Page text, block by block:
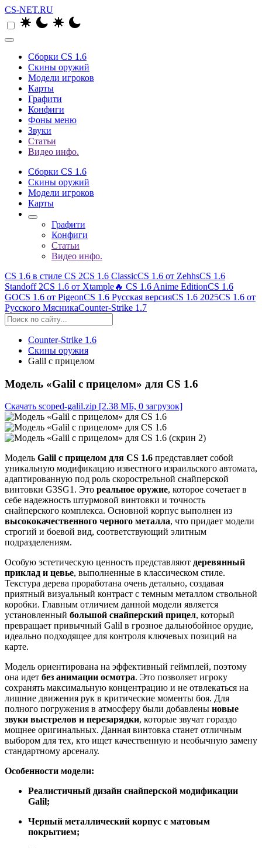
CS-NET.RU
Сборки CS 1.6
Скины оружий
Модели игроков
Карты
Графити
Конфиги
Фоны меню
Звуки
Статьи
Видео инфо.
Сборки CS 1.6
Скины оружий
Модели игроков
Карты
Графити
Конфиги
Статьи
Видео инфо.
CS 1.6 в стиле CS 2CS 1.6 ClassicCS 1.6 от ZehhsCS 1.6
Standoff 2CS 1.6 от Xtample🔥 CS 1.6 Anime EditionCS 1.6
GOCS 1.6 от PigeonCS 1.6 Русская версияCS 1.6 2025CS 1.6 от
Русского МясникаCounter-Strike 1.7
Counter-Strike 1.6
Скины оружия
Galil с прицелом
Модель «Galil с прицелом» для CS 1.6
Скачать scoped-galil.zip [2.38 МБ, 0 загрузок]
Модель Galil с прицелом для CS 1.6 представляет собой
уникальную модификацию известного израильского автомата,
адаптированную под роль скорострельной снайперской
винтовки G3SG1. Это реальное оружие, которое сочетает в
себе надежность штурмовой винтовки и точность
снайперского комплекса. Основной корпус выполнен из
высококачественного черного металла, что придает модели
строгий и боевой вид, соответствующий элитным
подразделениям.
Особую эстетическую ценность представляют деревянный
приклад и цевье, выполненные в классическом стиле.
Текстура дерева проработана очень детально, создавая
приятный визуальный контраст с темным металлом ствольной
коробки. Главным отличием данной модели является
установленный большой снайперский прицел, который
превращает привычный Galil в грозное дальнобойное орудие,
идеально подходящее для контроля ключевых позиций на
карте.
Модель ориентирована на эффективный геймплей, поэтому
она идет без анимации осмотра. Это позволяет игроку
сохранять максимальную концентрацию и не отвлекаться на
лишние движения рук в критические моменты боя. Для
полного погружения в атмосферу были добавлены новые
звуки выстрелов и перезарядки, которые звучат гораздо
мощнее оригинальных. Данная винтовка станет отличным
выбором для тех, кто ищет качественную и необычную замену
стандартному арсеналу.
Особенности модели:
Реалистичный дизайн снайперской модификации
Galil;
Черный металлический корпус с матовым
покрытием;